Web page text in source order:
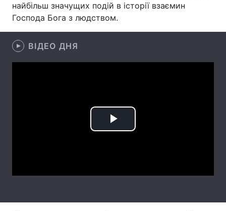
Україна
Економіка
Спорт Наука
Інциденти
Туризм
найбільш значущих подій в історії взаємин
Господа Бога з людством.
ВІДЕО ДНЯ
Play